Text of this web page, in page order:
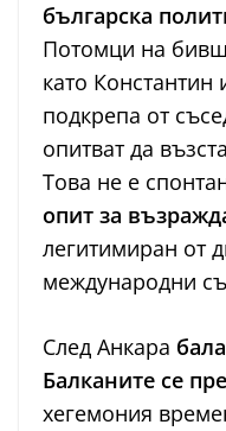
българска
Потомци на
като
подкрепа от
опитват да
Това не е
опит за
легитимиран от
международни
След Анкара
Балканите се
хегемония